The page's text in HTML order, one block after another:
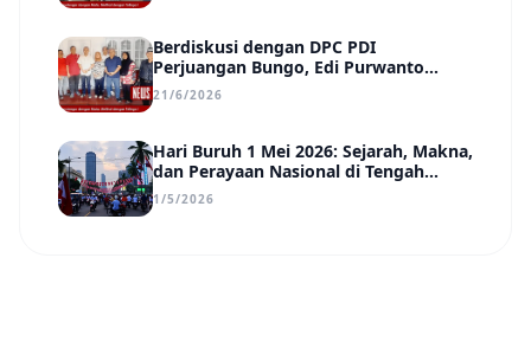
Berdiskusi dengan DPC PDI
Perjuangan Bungo, Edi Purwanto
Uraikan Poin-Poin Urgensi yang Perlu
Disadari Pemimpin Daerah
21/6/2026
Hari Buruh 1 Mei 2026: Sejarah, Makna,
dan Perayaan Nasional di Tengah
Tantangan Era Digital
1/5/2026